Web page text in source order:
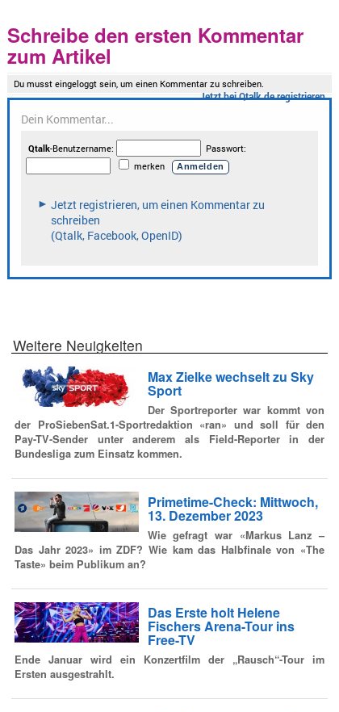
Schreibe den ersten Kommentar
zum Artikel
Weitere Neuigkeiten
Max Zielke wechselt zu Sky
Sport
Der Sportreporter war kommt von
der ProSiebenSat.1-Sportredaktion «ran» und soll für den
Pay-TV-Sender unter anderem als Field-Reporter in der
Bundesliga zum Einsatz kommen.
Primetime-Check: Mittwoch,
13. Dezember 2023
Wie gefragt war «Markus Lanz –
Das Jahr 2023» im ZDF? Wie kam das Halbfinale von «The
Taste» beim Publikum an?
Das Erste holt Helene
Fischers Arena-Tour ins
Free-TV
Ende Januar wird ein Konzertfilm der „Rausch“-Tour im
Ersten ausgestrahlt.